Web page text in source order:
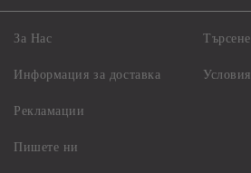
За Нас
Информация за доставка
Рекламации
Пишете ни
Търсене
Условия